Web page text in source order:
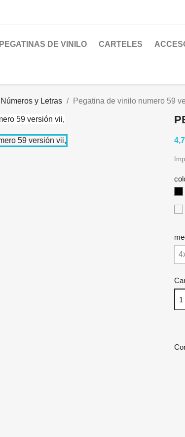
PEGATINAS DE VINILO CARTELES
Números y Letras Pegatina de vinilo numero 59